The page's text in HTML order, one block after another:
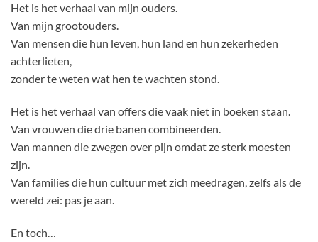
Het is het verhaal van mijn ouders.
Van mijn grootouders.
Van mensen die hun leven, hun land en hun zekerheden
achterlieten,
zonder te weten wat hen te wachten stond.
Het is het verhaal van offers die vaak niet in boeken staan.
Van vrouwen die drie banen combineerden.
Van mannen die zwegen over pijn omdat ze sterk moesten
zijn.
Van families die hun cultuur met zich meedragen, zelfs als de
wereld zei: pas je aan.
En toch…